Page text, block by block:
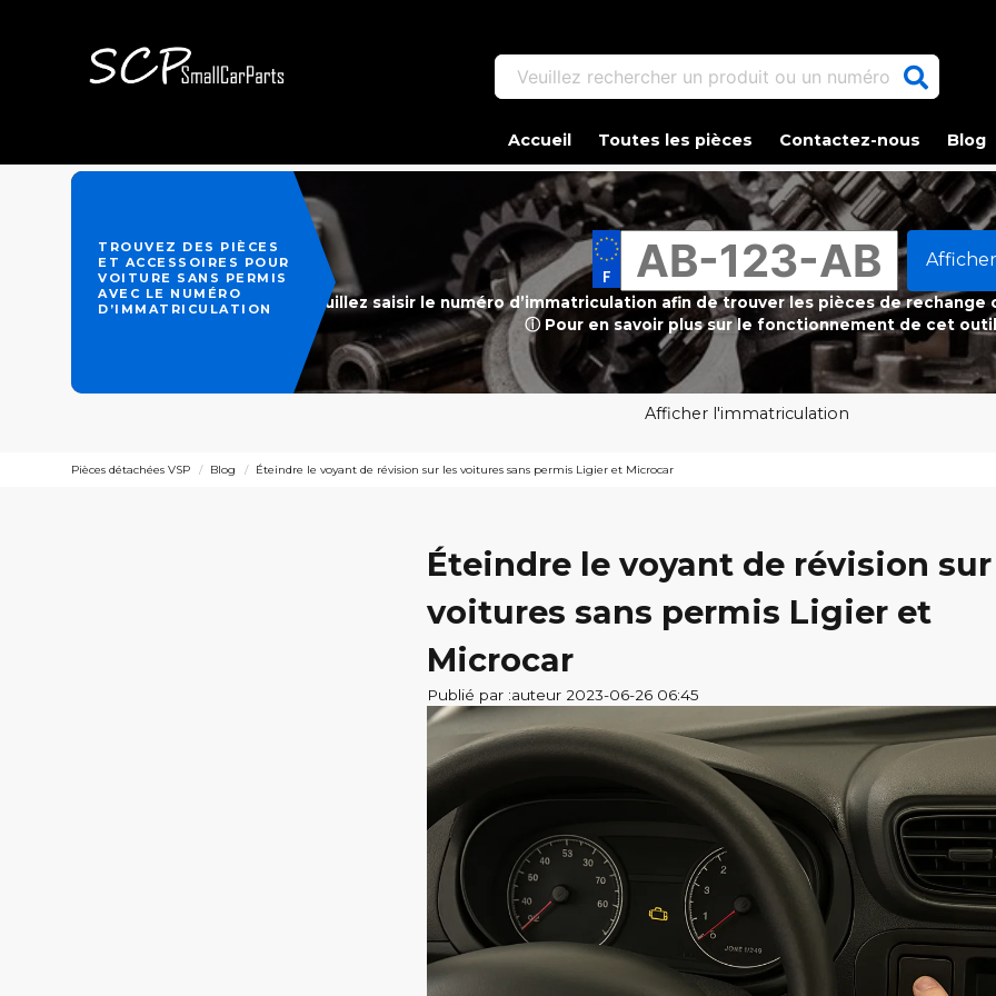
Veuillez rechercher un produit ou un numéro d'article.
Accueil Toutes les pièces Contactez-nous Blog
TROUVEZ DES PIÈCES
ET ACCESSOIRES POUR
VOITURE SANS PERMIS
AVEC LE NUMÉRO
D’IMMATRICULATION
Veuillez saisir le numéro d’immatriculation afin de trouver les pièces de
ⓘ Pour en savoir plus sur le fonctionnement de cet
Afficher l'immatriculation
Pièces détachées VSP Blog Éteindre le voyant de révision sur les voitures sans permis Ligier et Microcar
Éteindre le voyant de révision
voitures sans permis Ligier et
Microcar
Publié par :auteur 2023-06-26 06:45